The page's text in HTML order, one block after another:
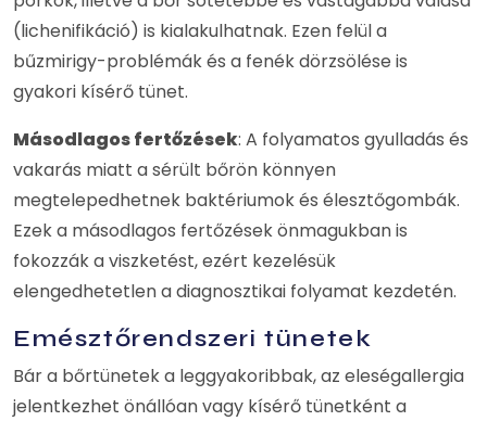
(lichenifikáció) is kialakulhatnak. Ezen felül a
bűzmirigy-problémák és a fenék dörzsölése is
gyakori kísérő tünet.
Másodlagos fertőzések: A folyamatos gyulladás és
vakarás miatt a sérült bőrön könnyen
megtelepedhetnek baktériumok és élesztőgombák.
Ezek a másodlagos fertőzések önmagukban is
fokozzák a viszketést, ezért kezelésük
elengedhetetlen a diagnosztikai folyamat kezdetén.
Emésztőrendszeri tünetek
Bár a bőrtünetek a leggyakoribbak, az eleségallergia
jelentkezhet önállóan vagy kísérő tünetként a